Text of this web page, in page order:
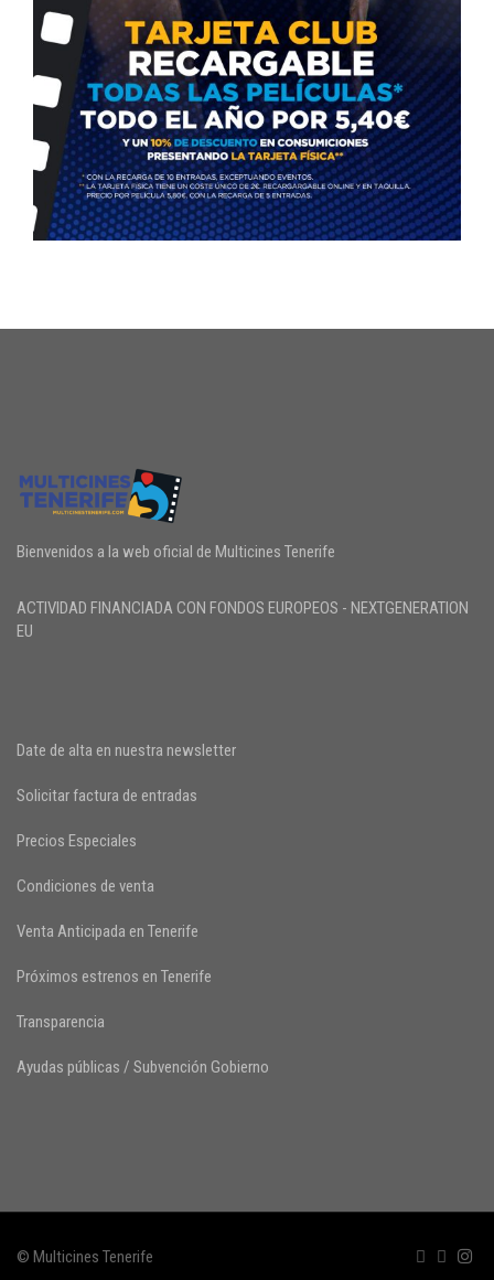
Bienvenidos a la web oficial de Multicines Tenerife
ACTIVIDAD FINANCIADA CON FONDOS EUROPEOS - NEXTGENERATION
EU
Date de alta en nuestra newsletter
Solicitar factura de entradas
Precios Especiales
Condiciones de venta
Venta Anticipada en Tenerife
Próximos estrenos en Tenerife
Transparencia
Ayudas públicas / Subvención Gobierno
© Multicines Tenerife